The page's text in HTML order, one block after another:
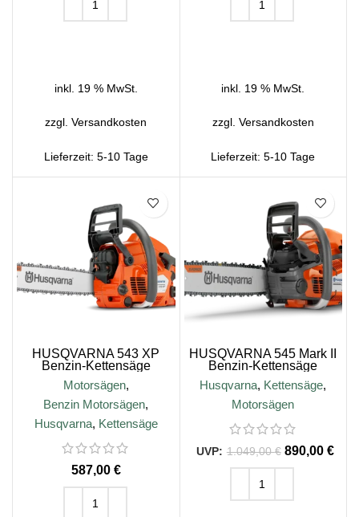
inkl. 19 % MwSt.
zzgl.Versandkosten
Lieferzeit: 5-10 Tage
inkl. 19 % MwSt.
zzgl. Versandkosten
Lieferzeit:5-10 Tage
HUSQVARNA 543 XP
Benzin-Kettensäge
Motorsägen,
Benzin Motorsägen,
Husqvarna, Kettensäge
€
HUSQVARNA 545 Mark II
Benzin-Kettensäge
Husqvarna, Kettensäge,
Motorsägen
1.049,00€ 890,00 €